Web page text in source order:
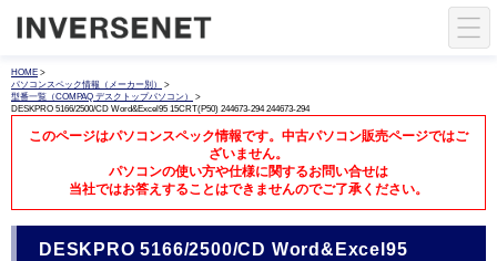
HOME >
パソコンスペック情報（メーカー別）
>
型番一覧（COMPAQ デスクトップパソコン）
>
DESKPRO 5166/2500/CD Word&Excel95 15CRT(P50) 244673-294 244673-294
このページはパソコンスペック情報です。中古パソコン販売ページではご
ざいません。
パソコンの使い方や仕様に関するお問い合せは
当社ではお答えすることはできませんのでご了承ください。
DESKPRO 5166/2500/CD Word&Excel95